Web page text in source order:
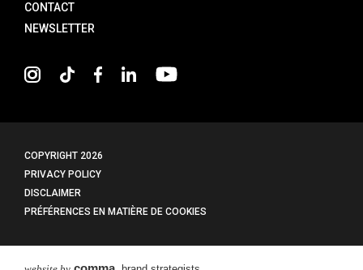
CONTACT
NEWSLETTER
COPYRIGHT 2026
PRIVACY POLICY
DISCLAIMER
PRÉFÉRENCES EN MATIÈRE DE COOKIES